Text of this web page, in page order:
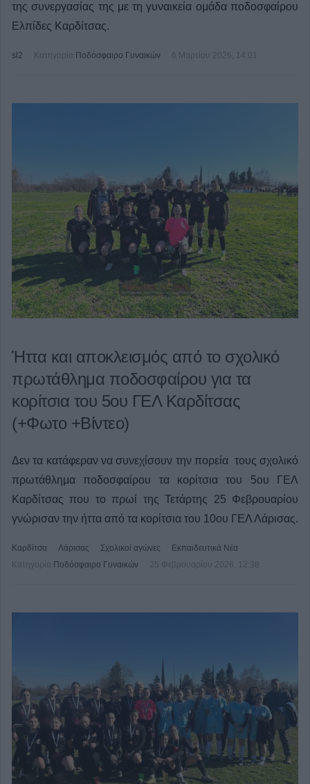
της συνεργασίας της με τη γυναικεία ομάδα ποδοσφαίρου
Ελπίδες Καρδίτσας.
sl2 Κατηγορία Ποδόσφαιρο Γυναικών 6 Μαρτίου 2026, 14:01
Ήττα και αποκλεισμός από το σχολικό
πρωτάθλημα ποδοσφαίρου για τα
κορίτσια του 5ου ΓΕΛ Καρδίτσας
(+Φωτο +Βίντεο)
Δεν τα κατάφεραν να συνεχίσουν την πορεία τους σχολικό
πρωτάθλημα ποδοσφαίρου τα κορίτσια του 5ου ΓΕΛ
Καρδίτσας που το πρωί της Τετάρτης 25 Φεβρουαρίου
γνώρισαν την ήττα από τα κορίτσια του 10ου ΓΕΛ Λάρισας.
Καρδίτσα Λάρισας Σχολικοί αγώνες
Εκπαιδευτικά Νέα
Κατηγορία Ποδόσφαιρο Γυναικών 25 Φεβρουαρίου 2026, 12:38